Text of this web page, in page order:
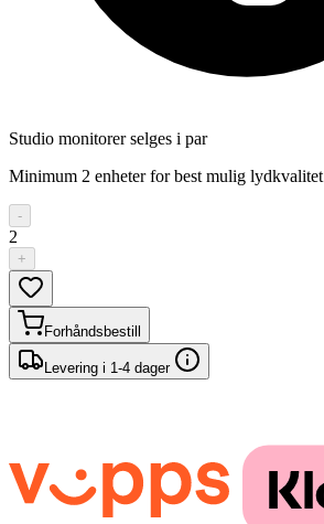
Studio monitorer selges i par
Minimum 2 enheter for best mulig lydkvalitet
-
2
+
Forhåndsbestill
Levering i 1-4 dager